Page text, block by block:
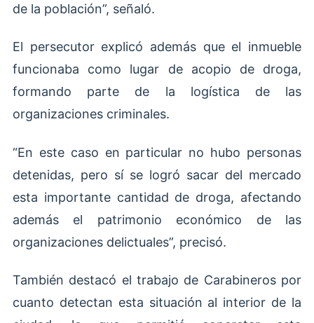
de la población”, señaló.
El persecutor explicó además que el inmueble
funcionaba como lugar de acopio de droga,
formando parte de la logística de las
organizaciones criminales.
“En este caso en particular no hubo personas
detenidas, pero sí se logró sacar del mercado
esta importante cantidad de droga, afectando
además el patrimonio económico de las
organizaciones delictuales”, precisó.
También destacó el trabajo de Carabineros por
cuanto detectan esta situación al interior de la